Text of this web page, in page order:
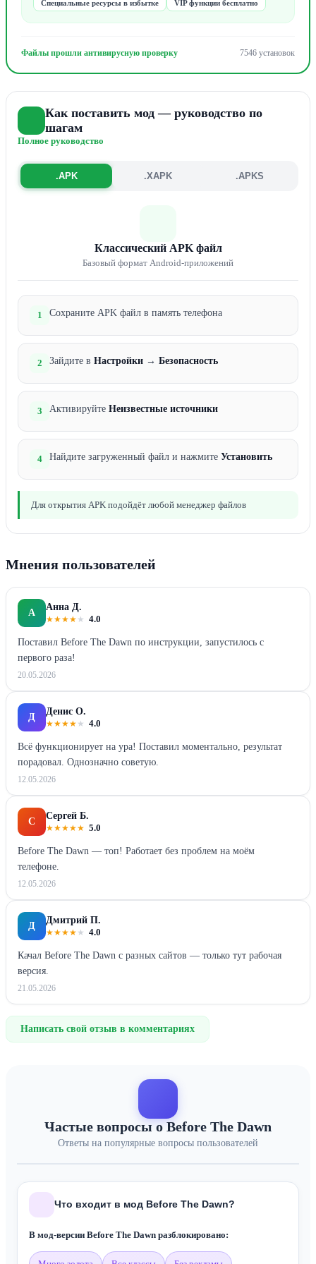
Специальные ресурсы в избытке VIP функции бесплатно
Файлы прошли антивирусную проверку 7546 установок
Как поставить мод — руководство по
шагам
Полное руководство
.APK .XAPK .APKS
Классический APK файл
Базовый формат Android-приложений
1 Сохраните APK файл в память телефона
2 Зайдите в Настройки → Безопасность
3 Активируйте Неизвестные источники
4 Найдите загруженный файл и нажмите Установить
Для открытия APK подойдёт любой менеджер файлов
Мнения пользователей
А
Анна Д.
★★★★ ★ 4.0
Поставил Before The Dawn по инструкции, запустилось с
первого раза!
20.05.2026
Д
Денис О.
★★★★ ★ 4.0
Всё функционирует на ура! Поставил моментально, результат
порадовал. Однозначно советую.
12.05.2026
С
Сергей Б.
★★★★★ 5.0
Before The Dawn — топ! Работает без проблем на моём
телефоне.
12.05.2026
Д
Дмитрий П.
★★★★ ★ 4.0
Качал Before The Dawn с разных сайтов — только тут рабочая
версия.
21.05.2026
Написать свой отзыв в комментариях
Частые вопросы о Before The Dawn
Ответы на популярные вопросы пользователей
Что входит в мод Before The Dawn?
В мод-версии Before The Dawn разблокировано: